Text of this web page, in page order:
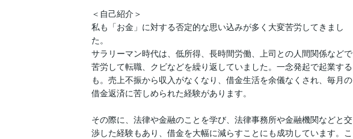
＜自己紹介＞
私も「お金」に対する否定的な思い込みが多く大変苦労してきまし
た。
サラリーマン時代は、低所得、長時間労働、上司との人間関係などで
苦労して転職、クビなどを繰り返していました。一念発起で起業する
も。売上不振から収入がなくなり、借金生活を余儀なくされ、毎月の
借金返済に苦しめられた経験があります。
その際に、法律や金融のことを学び、法律事務所や金融機関などと交
渉した経験もあり、借金を大幅に減らすことにも成功しています。こ